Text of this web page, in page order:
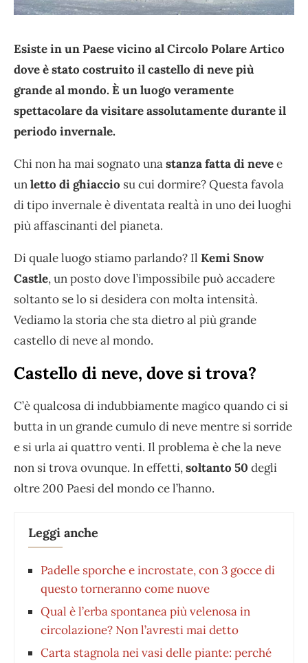
Esiste in un Paese vicino al Circolo Polare Artico
dove è stato costruito il castello di neve più
grande al mondo. È un luogo veramente
spettacolare da visitare assolutamente durante il
periodo invernale.
Chi non ha mai sognato unastanza fatta di nevee
unletto di ghiaccio su cui dormire? Questa favola
di tipo invernale è diventata realtà in uno dei luoghi
più affascinanti del pianeta.
Di quale luogo stiamo parlando? Il Kemi Snow
Castle, un posto dove l’impossibile può accadere
soltanto se lo si desidera con molta intensità.
Vediamo la storia che sta dietro al più grande
castello di neve al mondo.
Castello di neve, dove si trova?
C’è qualcosa di indubbiamente magico quando ci si
butta in un grande cumulo di neve mentre si sorride
e si urla ai quattro venti. Il problema è che la neve
non si trova ovunque. In effetti,soltanto 50 degli
oltre 200 Paesi del mondo ce l’hanno.
Leggi anche
Padelle sporche e incrostate, con 3 gocce di
questo torneranno come nuove
Qual è l’erba spontanea più velenosa in
circolazione? Non l’avresti mai detto
Carta stagnola nei vasi delle piante: perché